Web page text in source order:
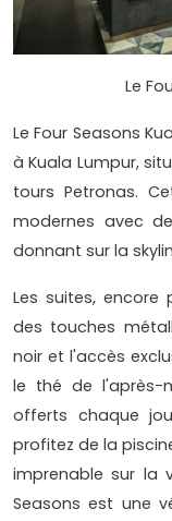
Le
Le Four Seasons
à Kuala Lumpur,
tours Petronas.
modernes avec
donnant sur la
Les suites, encore
des touches
noir et l'accès
le thé de l'après-
offerts chaque
profitez de la
imprenable sur la
Seasons est une